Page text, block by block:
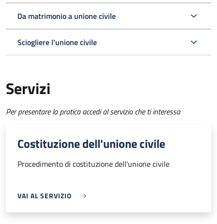
Da matrimonio a unione civile
Sciogliere l'unione civile
Servizi
Per presentare la pratica accedi al servizio che ti interessa
Costituzione dell'unione civile
Procedimento di costituzione dell'unione civile
VAI AL SERVIZIO